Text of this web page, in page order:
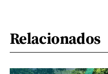
Relacionados